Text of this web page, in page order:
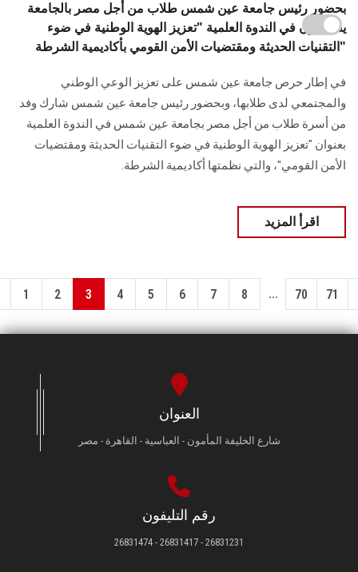
بحضور رئيس جامعة عين شمس طلاب من أجل مصر بالجامعة
يشاركون في الندوة العلمية "تعزيز الهوية الوطنية في ضوء
التقنيات الحديثة ومقتضيات الأمن القومي بأكاديمية الشرطة"
في إطار حرص جامعة عين شمس على تعزيز الوعي الوطني
والمجتمعي لدى طلابها، وبحضور رئيس جامعة عين شمس شارك وفد
من أسرة طلاب من أجل مصر بجامعة عين شمس في الندوة العلمية
بعنوان "تعزيز الهوية الوطنية في ضوء التقنيات الحديثة ومقتضيات
الأمن القومي"، والتي نظمتها أكاديمية الشرطة.
اقرأ المزيد
1 2 3 4 5 6 7 8 ... 70 71
العنوان
شارع الخليفة المأمون - العباسية - القاهرة - مصر
رقم التليفون
26831231 - 26831417 - 26831474